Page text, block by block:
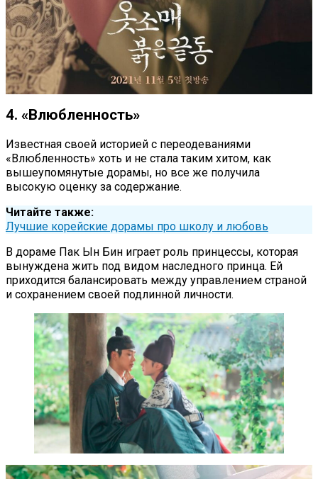
4. «Влюбленность»
Известная своей историей с переодеваниями
«Влюбленность» хоть и не стала таким хитом, как
вышеупомянутые дорамы, но все же получила
высокую оценку за содержание.
Читайте также:
Лучшие корейские дорамы про школу и любовь
В дораме Пак Ын Бин играет роль принцессы, которая
вынуждена жить под видом наследного принца. Ей
приходится балансировать между управлением страной
и сохранением своей подлинной личности.